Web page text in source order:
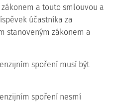
a touto smlouvou a
účastníka za
stanoveným zákonem a
spoření musí být
spoření nesmí